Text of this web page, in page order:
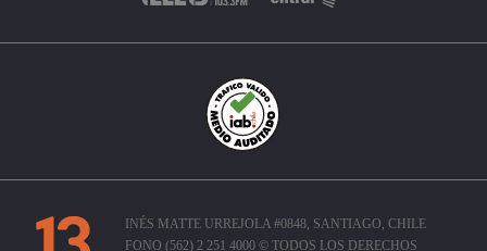
INÉS MATTE URREJOLA #0848, SANTIAGO, CHILE
FONO (562) 2 251 4000 © TODOS LOS DERECHOS